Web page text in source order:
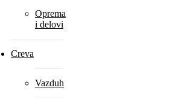
Oprema
i delovi
Creva
Vazduh